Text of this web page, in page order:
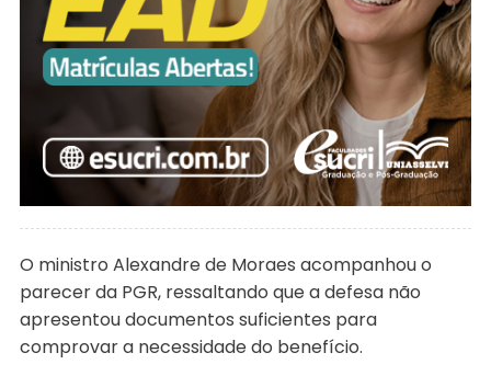
O ministro Alexandre de Moraes acompanhou o
parecer da PGR, ressaltando que a defesa não
apresentou documentos suficientes para
comprovar a necessidade do benefício.